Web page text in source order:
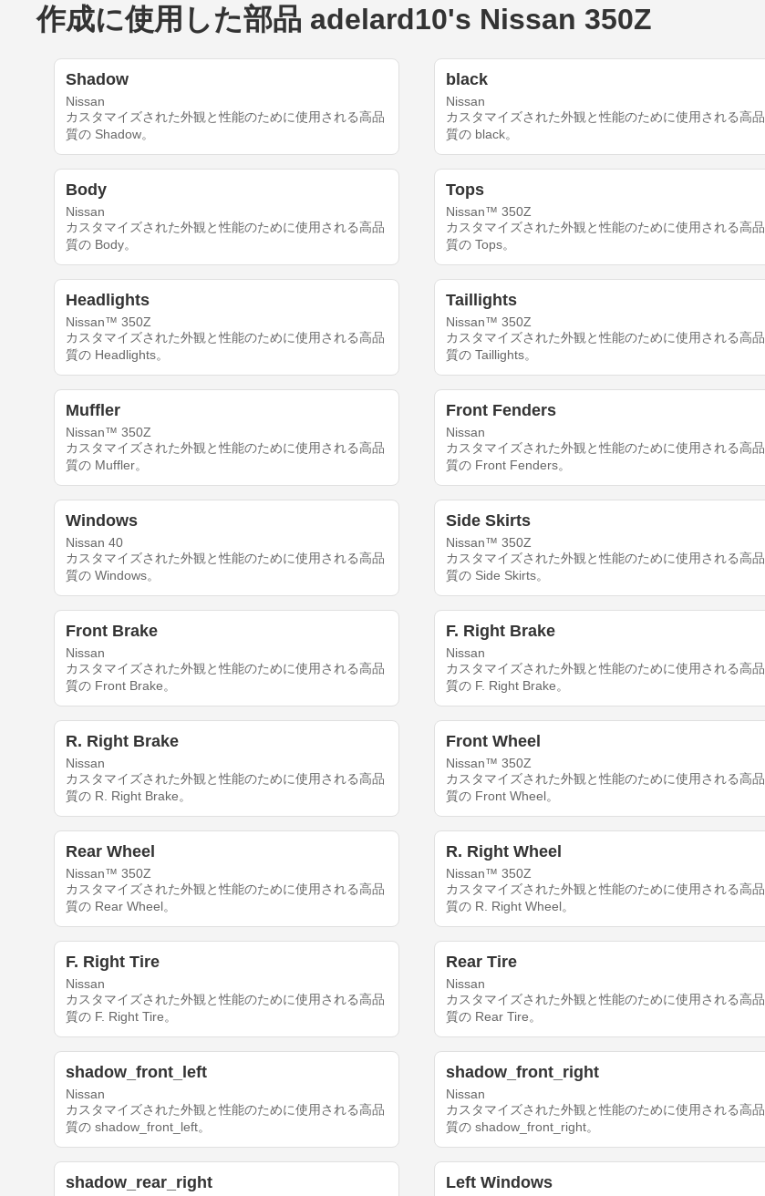
作成に使用した部品 adelard10's Nissan 350Z
Shadow
Nissan
カスタマイズされた外観と性能のために使用される高品
質の Shadow。
black
Nissan
カスタマイズされた外観と性能のために使用される高品
質の black。
Body
Nissan
カスタマイズされた外観と性能のために使用される高品
質の Body。
Tops
Nissan™ 350Z
カスタマイズされた外観と性能のために使用される高品
質の Tops。
Headlights
Nissan™ 350Z
カスタマイズされた外観と性能のために使用される高品
質の Headlights。
Taillights
Nissan™ 350Z
カスタマイズされた外観と性能のために使用される高品
質の Taillights。
Muffler
Nissan™ 350Z
カスタマイズされた外観と性能のために使用される高品
質の Muffler。
Front Fenders
Nissan
カスタマイズされた外観と性能のために使用される高品
質の Front Fenders。
Windows
Nissan 40
カスタマイズされた外観と性能のために使用される高品
質の Windows。
Side Skirts
Nissan™ 350Z
カスタマイズされた外観と性能のために使用される高品
質の Side Skirts。
Front Brake
Nissan
カスタマイズされた外観と性能のために使用される高品
質の Front Brake。
F. Right Brake
Nissan
カスタマイズされた外観と性能のために使用される高品
質の F. Right Brake。
R. Right Brake
Nissan
カスタマイズされた外観と性能のために使用される高品
質の R. Right Brake。
Front Wheel
Nissan™ 350Z
カスタマイズされた外観と性能のために使用される高品
質の Front Wheel。
Rear Wheel
Nissan™ 350Z
カスタマイズされた外観と性能のために使用される高品
質の Rear Wheel。
R. Right Wheel
Nissan™ 350Z
カスタマイズされた外観と性能のために使用される高品
質の R. Right Wheel。
F. Right Tire
Nissan
カスタマイズされた外観と性能のために使用される高品
質の F. Right Tire。
Rear Tire
Nissan
カスタマイズされた外観と性能のために使用される高品
質の Rear Tire。
shadow_front_left
Nissan
カスタマイズされた外観と性能のために使用される高品
質の shadow_front_left。
shadow_front_right
Nissan
カスタマイズされた外観と性能のために使用される高品
質の shadow_front_right。
shadow_rear_right Left Windows